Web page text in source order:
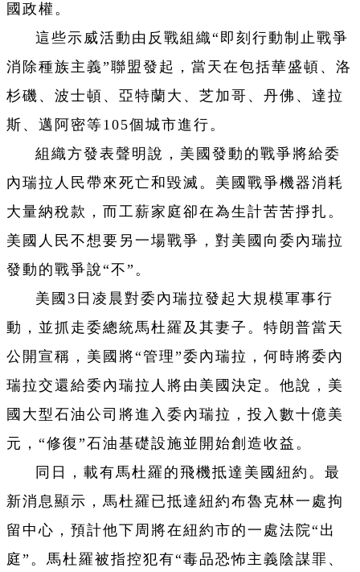
國政權。
這些示威活動由反戰組織“即刻行動制止戰爭
消除種族主義”聯盟發起，當天在包括華盛頓、洛
杉磯、波士頓、亞特蘭大、芝加哥、丹佛、達拉
斯、邁阿密等105個城市進行。
組織方發表聲明說，美國發動的戰爭將給委
內瑞拉人民帶來死亡和毀滅。美國戰爭機器消耗
大量納稅款，而工薪家庭卻在為生計苦苦掙扎。
美國人民不想要另一場戰爭，對美國向委內瑞拉
發動的戰爭說“不”。
美國3日凌晨對委內瑞拉發起大規模軍事行
動，並抓走委總統馬杜羅及其妻子。特朗普當天
公開宣稱，美國將“管理”委內瑞拉，何時將委內
瑞拉交還給委內瑞拉人將由美國決定。他說，美
國大型石油公司將進入委內瑞拉，投入數十億美
元，“修復”石油基礎設施並開始創造收益。
同日，載有馬杜羅的飛機抵達美國紐約。最
新消息顯示，馬杜羅已抵達紐約布魯克林一處拘
留中心，預計他下周將在紐約市的一處法院“出
庭”。馬杜羅被指控犯有“毒品恐怖主義陰謀罪、